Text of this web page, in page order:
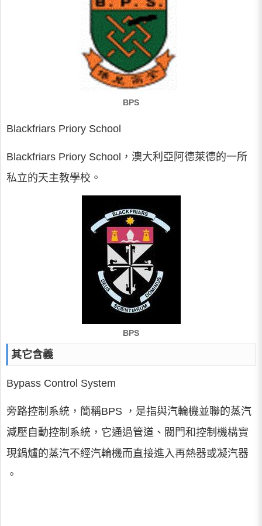
BPS
Blackfriars Priory School
Blackfriars Priory School，澳大利亞阿德萊德的一所
私立的天主教學校。
BPS
其它含義
Bypass Control System
旁路控制系統，簡稱BPS ，是指與汽輪機並聯的蒸汽
減壓自動控制系統，它通過管道、閥門和控制機構實
現鍋爐的蒸汽不經汽輪機而直接進入再熱器或凝汽器
。